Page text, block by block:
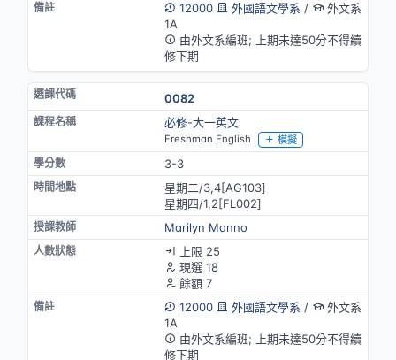
12000
外國語文學系 /
外文系
1A
由外文系編班; 上期未達50分不得續
修下期
0082
必修-大一英文
Freshman English 模擬
3-3
星期二/3,4[AG103]
星期四/1,2[FL002]
Marilyn Manno
上限 25
現選 18
餘額 7
12000
外國語文學系 /
外文系
1A
由外文系編班; 上期未達50分不得續
修下期